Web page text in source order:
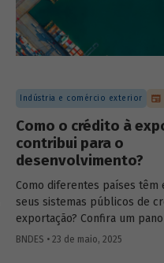
Indústria e comércio exterior
Como o crédito à
contribui para o
desenvolvimento?
Como diferentes países têm
seus sistemas públicos de
exportação? Confira um
principais experiências
BNDES • 23 de maio, 2025